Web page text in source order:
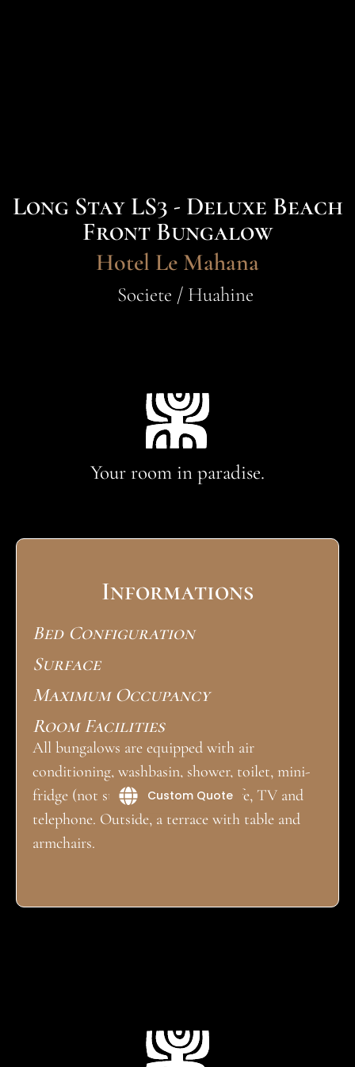
Long Stay LS3 - Deluxe Beach
Front Bungalow
Hotel Le Mahana
Societe / Huahine
Your room in paradise.
Informations
Bed Configuration
Surface
Maximum Occupancy
Room Facilities
All bungalows are equipped with air
conditioning, washbasin, shower, toilet, mini-
fridge (not stocked), individual safe, TV and
telephone. Outside, a terrace with table and
armchairs.
Custom Quote